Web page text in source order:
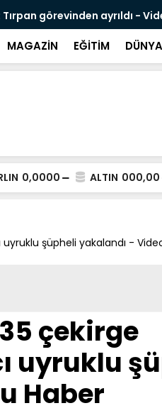
Kaynağı İçin Milli Yetkinlik
MAGAZİN EĞİTİM DÜNYA
0,0000 ALTIN 000,00
şüpheli yakalandı -
çekirge
uyruklu
Haber